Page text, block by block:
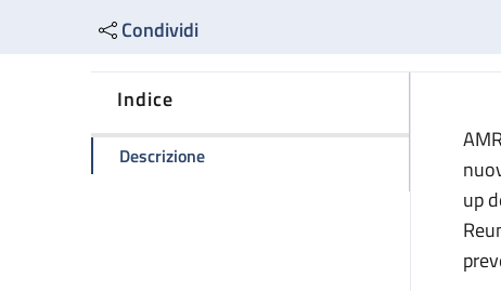
Condividi
Indice
Descrizionedella pagina Al Maggiore e al
up